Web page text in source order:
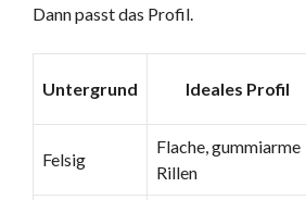
Dann passt das Profil.
Untergrund Ideales Profil
Felsig
Flache, gummiarme
Rillen